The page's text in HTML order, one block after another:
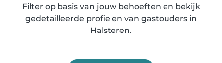
Filter op basis van jouw behoeften en bekijk
gedetailleerde profielen van gastouders in
Halsteren.